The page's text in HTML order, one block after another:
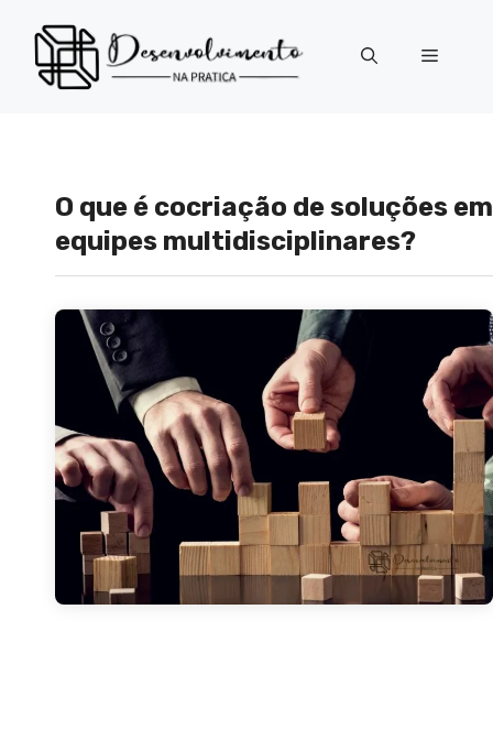
para
conteúdo
Menu
O que é cocriação de soluções em
equipes multidisciplinares?